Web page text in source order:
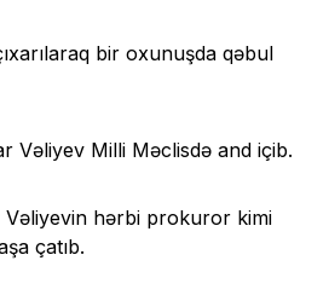
bir oxunuşda qəbul
Vəliyev Milli Məclisdə and içib.
Vəliyevin hərbi prokuror kimi
çatıb.